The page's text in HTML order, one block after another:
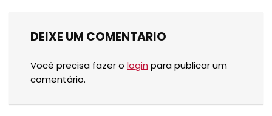
DEIXE UM COMENTARIO
Você precisa fazer o login para publicar um
comentário.